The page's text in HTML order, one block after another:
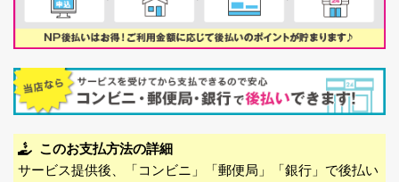
このお支払方法の詳細
サービス提供後、「コンビニ」「郵便局」「銀行」で後払い